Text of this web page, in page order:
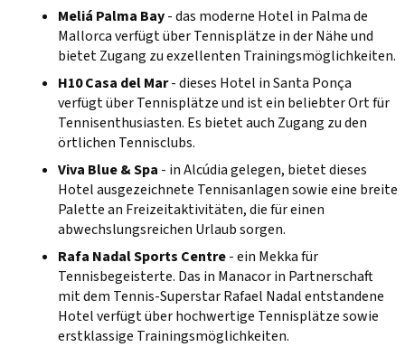
Meliá Palma Bay- das moderne Hotel in Palma de
Mallorca verfügt über Tennisplätze in der Nähe und
bietet Zugang zu exzellenten Trainingsmöglichkeiten.
H10 Casa del Mar- dieses Hotel in Santa Ponça
verfügt über Tennisplätze und ist ein beliebter Ort für
Tennisenthusiasten. Es bietet auch Zugang zu den
örtlichen Tennisclubs.
Viva Blue & Spa - in Alcúdia gelegen, bietet dieses
Hotel ausgezeichnete Tennisanlagen sowie eine breite
Palette an Freizeitaktivitäten, die für einen
abwechslungsreichen Urlaub sorgen.
Rafa Nadal Sports Centre- ein Mekka für
Tennisbegeisterte. Das in Manacor in Partnerschaft
mit dem Tennis-Superstar Rafael Nadal entstandene
Hotel verfügt über hochwertige Tennisplätze sowie
erstklassige Trainingsmöglichkeiten.